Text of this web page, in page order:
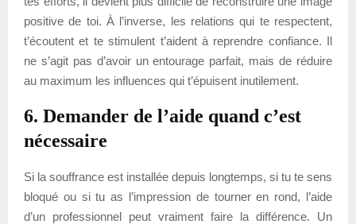
positive de toi. À l’inverse, les relations qui te respectent,
t’écoutent et te stimulent t’aident à reprendre confiance. Il
ne s’agit pas d’avoir un entourage parfait, mais de réduire
au maximum les influences qui t’épuisent inutilement.
6. Demander de l’aide quand c’est
nécessaire
Si la souffrance est installée depuis longtemps, si tu te sens
bloqué ou si tu as l’impression de tourner en rond, l’aide
d’un professionnel peut vraiment faire la différence. Un